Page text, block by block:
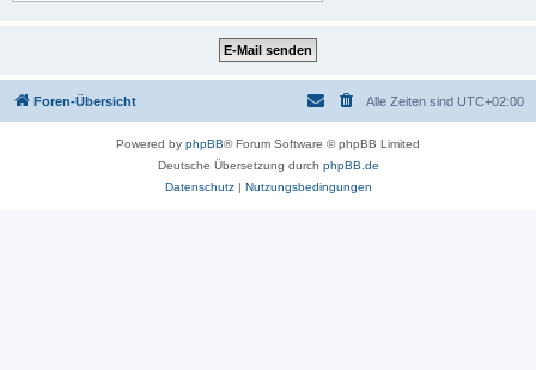
Foren-Übersicht Alle Zeiten sind UTC+02:00
Powered by phpBB® Forum Software © phpBB Limited
Deutsche Übersetzung durch phpBB.de
Datenschutz| Nutzungsbedingungen